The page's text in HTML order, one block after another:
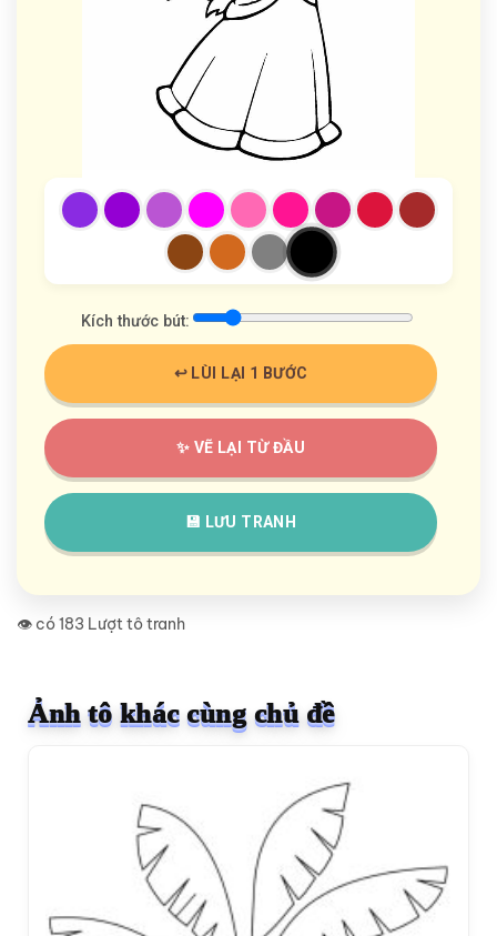
Kích thước bút:
↩️ LÙI LẠI 1 BƯỚC
✨ VẼ LẠI TỪ ĐẦU
💾 LƯU TRANH
👁️ có 183 Lượt tô tranh
Ảnh tô khác cùng chủ đề